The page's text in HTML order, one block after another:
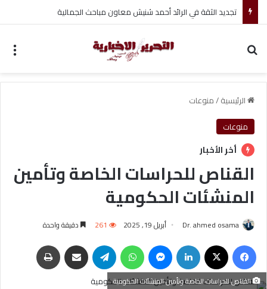
صانع الألعاب كريم ظريف يترقب خطوته القادمة كلاعب حر
الرئيسية/منوعات
منوعات
أخر الأخبار
القناص للحراسات الخاصة وتأمين
المنشئات الحكومية
Dr. ahmed osama أبريل 19, 2025 261 دقيقة واحدة
فيسبوك لينكدإن ماسنجر واتساب تيلقرام مشاركة عبر البريد
القناص للحراسات الخاصة وتأمين المنشئات الحكومية